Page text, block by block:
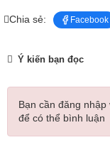
Chia sẻ: Facebook
Ý kiến bạn đọc
Bạn cần đăng
để có thể bình luận